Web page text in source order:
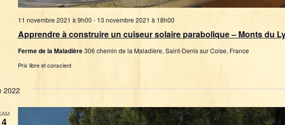
Apprendre à construire un cuiseur solaire parabolique – Monts du
11 novembre 2021 à 9h00 - 13 novembre 2021 à 18h00
Ferme de la Maladière306 chemin de la Maladière, Saint-Denis sur Coise, France
Prix libre et conscient
2022
4